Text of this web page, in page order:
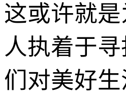
这或许就
人执着于
们对美好